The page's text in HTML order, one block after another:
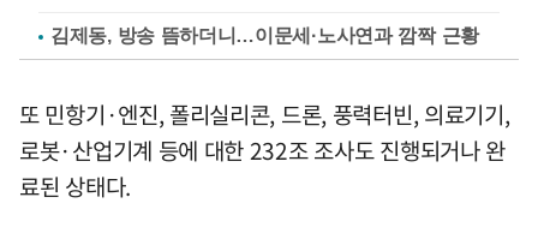
김제동, 방송 뜸하더니…이문세·노사연과 깜짝 근황
또 민항기·엔진, 폴리실리콘, 드론, 풍력터빈, 의료기기,
로봇·산업기계 등에 대한 232조 조사도 진행되거나 완
료된 상태다.